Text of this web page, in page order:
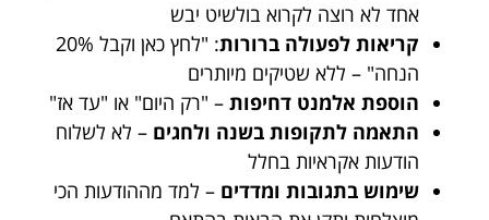
אחד לא רוצה לקרוא בולשיט יבש
קריאות לפעולה ברורות
: "לחץ כאן וקבל 20%
הנחה" – ללא שטיקים מיותרים
הוספת אלמנט דחיפות – "רק היום" או "עד אז"
התאמה לתקופות בשנה ולחגים – לא לשלוח
הודעות אקראיות בחלל
שימוש בתגובות ומדדים – למד מההודעות הכי